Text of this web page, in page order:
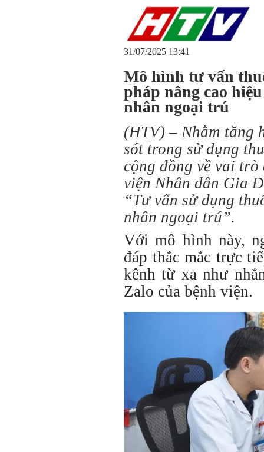
31/07/2025 13:41
Mô hình tư vấn
pháp nâng cao
nhân ngoại trú
(HTV) – Nhằm tăng
sót trong sử dụng
cộng đồng về vai trò
viện Nhân dân Gia
“Tư vấn sử dụng
nhân ngoại trú”.
Với mô hình này,
đáp thắc mắc trực
kênh từ xa như
Zalo của bệnh viện.